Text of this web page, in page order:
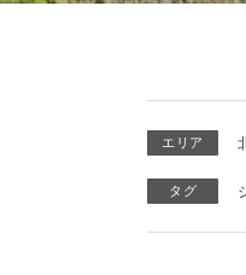
エリア
タグ